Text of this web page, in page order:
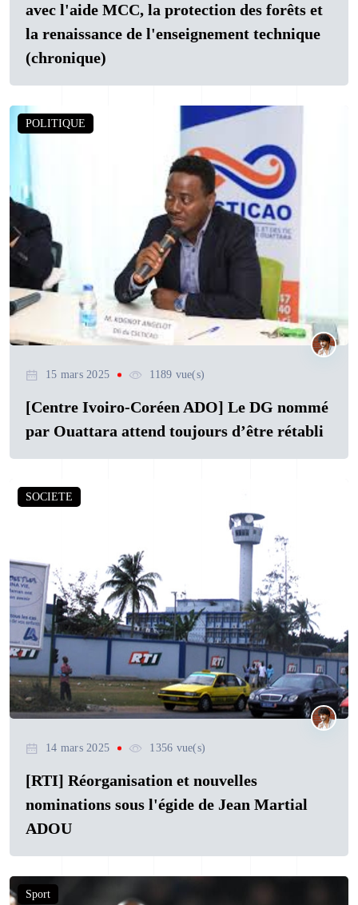
avec l'aide MCC, la protection des forêts et
la renaissance de l'enseignement technique
(chronique)
POLITIQUE
15 mars 2025 1189 vue(s)
[Centre Ivoiro-Coréen ADO] Le DG nommé
par Ouattara attend toujours d’être rétabli
SOCIETE
14 mars 2025 1356 vue(s)
[RTI] Réorganisation et nouvelles
nominations sous l'égide de Jean Martial
ADOU
Sport